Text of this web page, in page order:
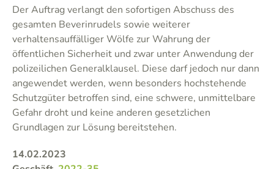
Der Auftrag verlangt den sofortigen Abschuss des
gesamten Beverinrudels sowie weiterer
verhaltensauffälliger Wölfe zur Wahrung der
öffentlichen Sicherheit und zwar unter Anwendung der
polizeilichen Generalklausel. Diese darf jedoch nur dann
angewendet werden, wenn besonders hochstehende
Schutzgüter betroffen sind, eine schwere, unmittelbare
Gefahr droht und keine anderen gesetzlichen
Grundlagen zur Lösung bereitstehen.
14.02.2023